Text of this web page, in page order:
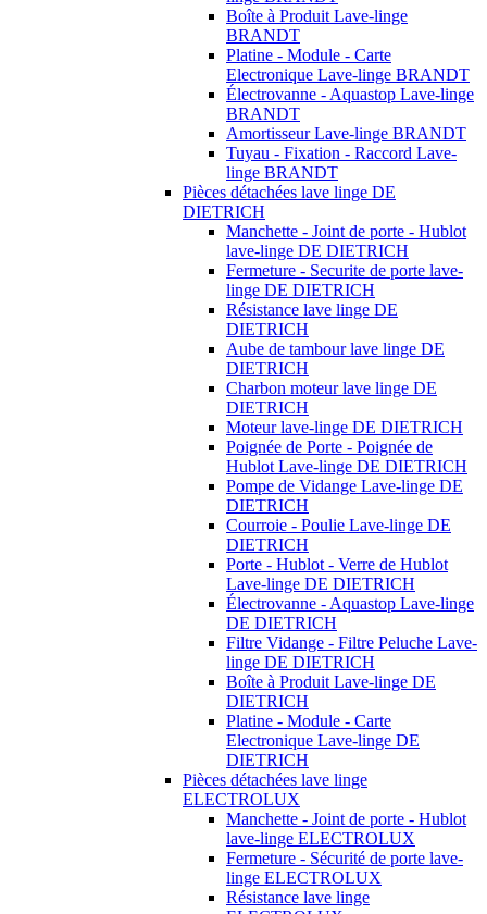
Boîte à Produit Lave-linge
BRANDT
Platine - Module - Carte
Electronique Lave-linge BRANDT
Électrovanne - Aquastop Lave-linge
BRANDT
Amortisseur Lave-linge BRANDT
Tuyau - Fixation - Raccord Lave-
linge BRANDT
Pièces détachées lave linge DE
DIETRICH
Manchette - Joint de porte - Hublot
lave-linge DE DIETRICH
Fermeture - Securite de porte lave-
linge DE DIETRICH
Résistance lave linge DE
DIETRICH
Aube de tambour lave linge DE
DIETRICH
Charbon moteur lave linge DE
DIETRICH
Moteur lave-linge DE DIETRICH
Poignée de Porte - Poignée de
Hublot Lave-linge DE DIETRICH
Pompe de Vidange Lave-linge DE
DIETRICH
Courroie - Poulie Lave-linge DE
DIETRICH
Porte - Hublot - Verre de Hublot
Lave-linge DE DIETRICH
Électrovanne - Aquastop Lave-linge
DE DIETRICH
Filtre Vidange - Filtre Peluche Lave-
linge DE DIETRICH
Boîte à Produit Lave-linge DE
DIETRICH
Platine - Module - Carte
Electronique Lave-linge DE
DIETRICH
Pièces détachées lave linge
ELECTROLUX
Manchette - Joint de porte - Hublot
lave-linge ELECTROLUX
Fermeture - Sécurité de porte lave-
linge ELECTROLUX
Résistance lave linge